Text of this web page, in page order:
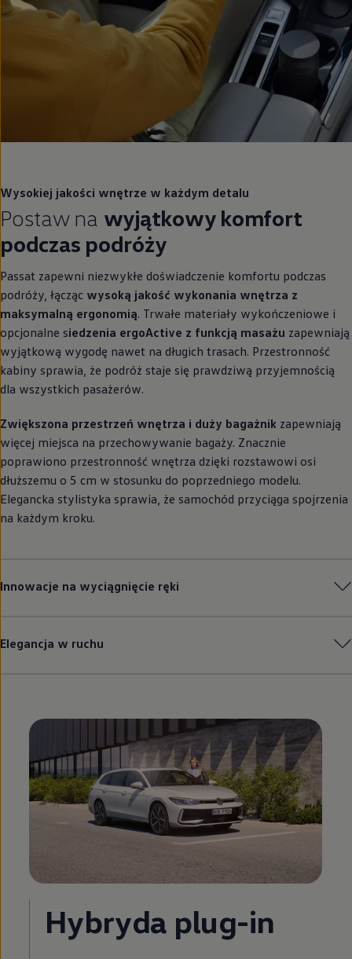
Wysokiej jakości wnętrze w każdym detalu
Postaw na wyjątkowy komfort
podczas podróży
Passat zapewni niezwykłe doświadczenie komfortu podczas
podróży, łącząc wysoką jakość wykonania wnętrza z
maksymalną ergonomią. Trwałe materiały wykończeniowe i
opcjonalne siedzenia ergoActive z funkcją masażu zapewniają
wyjątkową wygodę nawet na długich trasach. Przestronność
kabiny sprawia, że podróż staje się prawdziwą przyjemnością
dla wszystkich pasażerów.
Zwiększona przestrzeń wnętrza i duży bagażnik zapewniają
więcej miejsca na przechowywanie bagaży. Znacznie
poprawiono przestronność wnętrza dzięki rozstawowi osi
dłuższemu o 5 cm w stosunku do poprzedniego modelu.
Elegancka stylistyka sprawia, że samochód przyciąga spojrzenia
na każdym kroku.
Innowacje na wyciągnięcie ręki
Elegancja w ruchu
Hybryda plug-in